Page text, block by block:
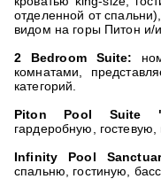
отделенной от
видом на горы Питон и/
2 Bedroom Suite:
комнатами,
категорий.
Piton Pool Suite
гардеробную, гостевую,
Infinity Pool
спальню, гостиную,